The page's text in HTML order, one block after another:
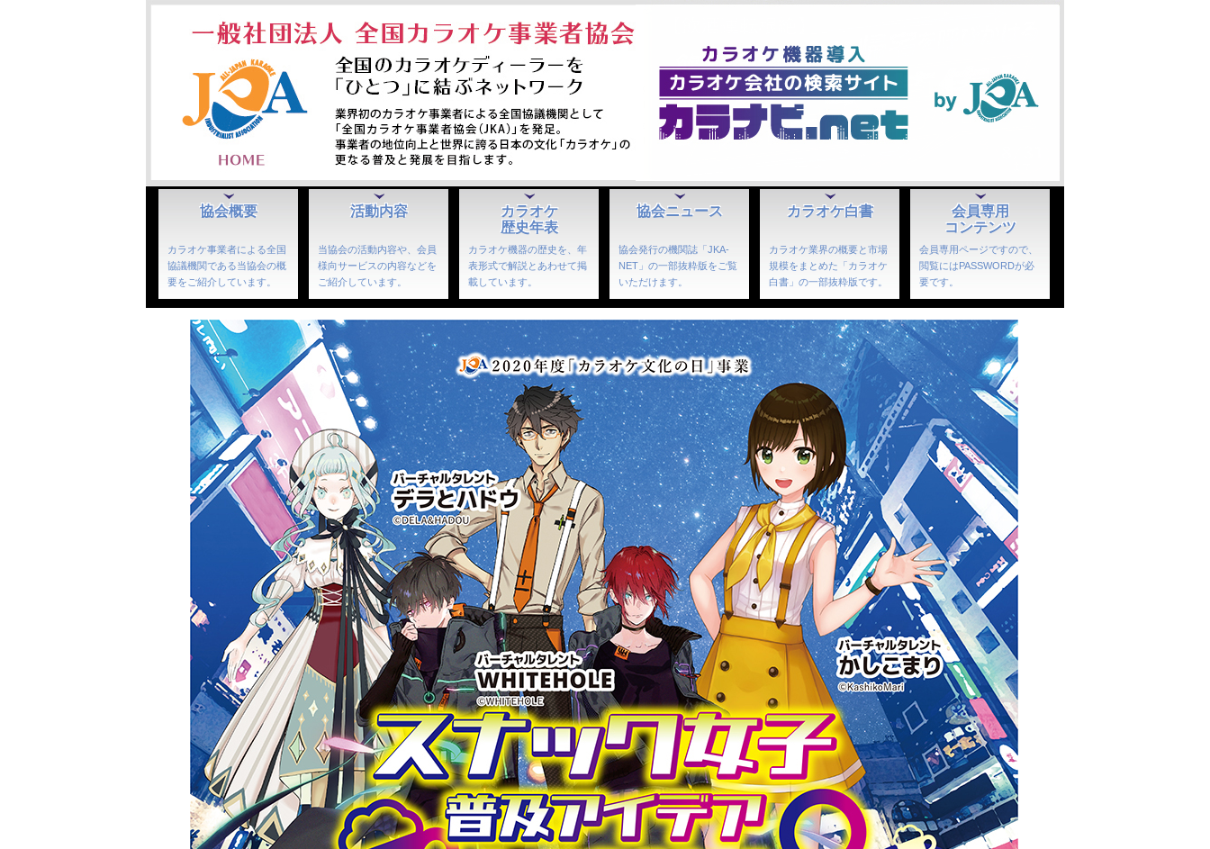
協会概要
カラオケ事業者による全国
協議機関である当協会の概
要をご紹介しています。
活動内容
当協会の活動内容や、会員
様向サービスの内容などを
ご紹介しています。
カラオケ
歴史年表
カラオケ機器の歴史を、年
表形式で解説とあわせて掲
載しています。
協会ニュース
協会発行の機関誌「JKA-
NET」の一部抜粋版をご覧
いただけます。
カラオケ白書
カラオケ業界の概要と市場
規模をまとめた「カラオケ
白書」の一部抜粋版です。
会員専用
コンテンツ
会員専用ページですので、
閲覧にはPASSWORDが必
要です。